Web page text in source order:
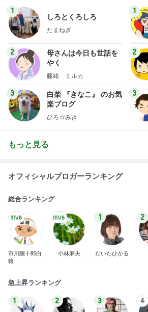
1
しろとくろしろ
たまねぎ
2
母さんは今日も世話を
やく
藤緒 ミルカ
3
白柴 『きなこ』 のお気
楽ブログ
ひろ☆みき
1
2
3
もっと見る
オフィシャルブロガーランキング
総合ランキング
市川團十郎白
猿
小林麻央
1
だいたひかる
2
急上昇ランキング
1 2 3 4